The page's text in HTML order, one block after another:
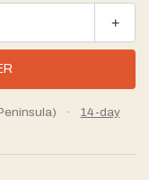
+
·
14-day